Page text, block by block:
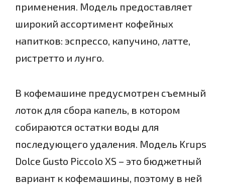
применения. Модель предоставляет
широкий ассортимент кофейных
напитков: эспрессо, капучино, латте,
ристретто и лунго.
В кофемашине предусмотрен съемный
лоток для сбора капель, в котором
собираются остатки воды для
последующего удаления. Модель Krups
Dolce Gusto Piccolo XS – это бюджетный
вариант к кофемашины, поэтому в ней